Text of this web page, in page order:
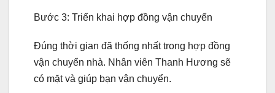
Bước 3: Triển khai hợp đồng vận chuyển
Đúng thời gian đã thống nhất trong hợp đồng
vận chuyển nhà. Nhân viên Thanh Hương sẽ
có mặt và giúp bạn vận chuyển.